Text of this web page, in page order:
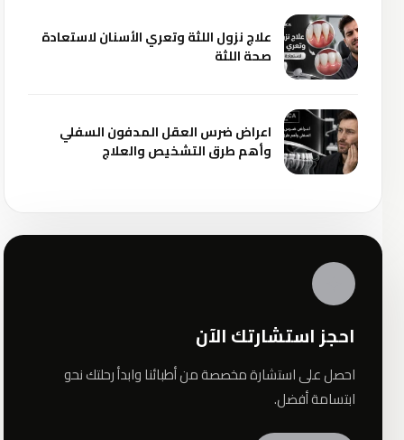
علاج نزول اللثة وتعري الأسنان لاستعادة
صحة اللثة
اعراض ضرس العقل المدفون السفلي
وأهم طرق التشخيص والعلاج
احجز استشارتك الآن
احصل على استشارة مخصصة من أطبائنا وابدأ رحلتك نحو
ابتسامة أفضل.